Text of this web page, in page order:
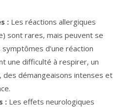
: Les réactions allergiques
sont rares, mais peuvent se
d’une réaction
une difficulté à respirer, un
des démangeaisons intenses et
: Les effets neurologiques